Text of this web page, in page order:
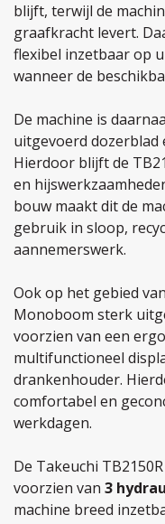
blijft, terwijl de
graafkracht levert.
flexibel inzetbaar op
wanneer de
De machine is
uitgevoerd dozerblad
Hierdoor blijft de
en
bouw maakt dit de
gebruik in sloop,
aannemerswerk.
Ook op het gebied
Monoboom sterk
voorzien van een
multifunctioneel
drankenhouder.
comfortabel en
werkdagen.
De Takeuchi
voorzien van 3
machine breed